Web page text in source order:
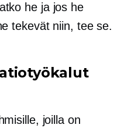
he ja jos he
tekevät niin, tee se.
joilla on